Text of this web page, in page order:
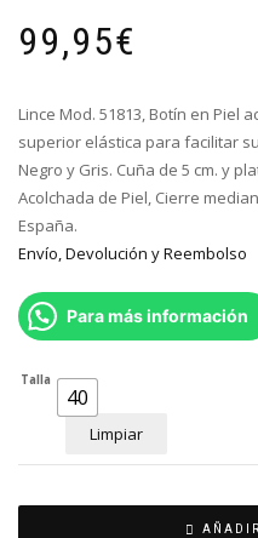
99,95€
Lince Mod. 51813, Botín en Piel
superior elástica para facilitar
Negro y Gris. Cuña de 5 cm. y
Acolchada de Piel, Cierre
España.
Envío, Devolución y Reembolso
Para más información
Talla
40
Limpiar